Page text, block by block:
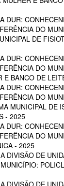
DUR:
DO
DE
DUR:
DO
E BANCO DE
DUR:
DO
MUNICIPAL DE
- 2025
DUR:
DO
- 2025
DIVISÃO DE
DIVISÃO DE